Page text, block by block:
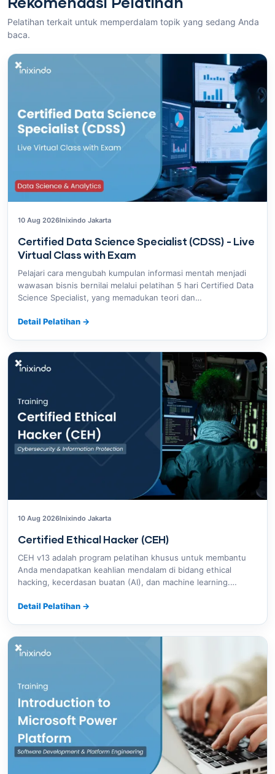
Pelatihan terkait untuk memperdalam topik yang sedang Anda
baca.
10 Aug 2026Inixindo Jakarta
Certified Data Science Specialist (CDSS) - Live
Virtual Class with Exam
Pelajari cara mengubah kumpulan informasi mentah menjadi
wawasan bisnis bernilai melalui pelatihan 5 hari Certified Data
Science Specialist, yang memadukan teori dan…
Detail Pelatihan →
10 Aug 2026Inixindo Jakarta
Certified Ethical Hacker (CEH)
CEH v13 adalah program pelatihan khusus untuk membantu
Anda mendapatkan keahlian mendalam di bidang ethical
hacking, kecerdasan buatan (AI), dan machine learning.…
Detail Pelatihan →